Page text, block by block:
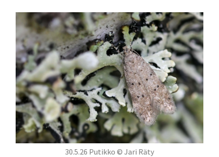
30.5.26 Putikko © Jari Räty